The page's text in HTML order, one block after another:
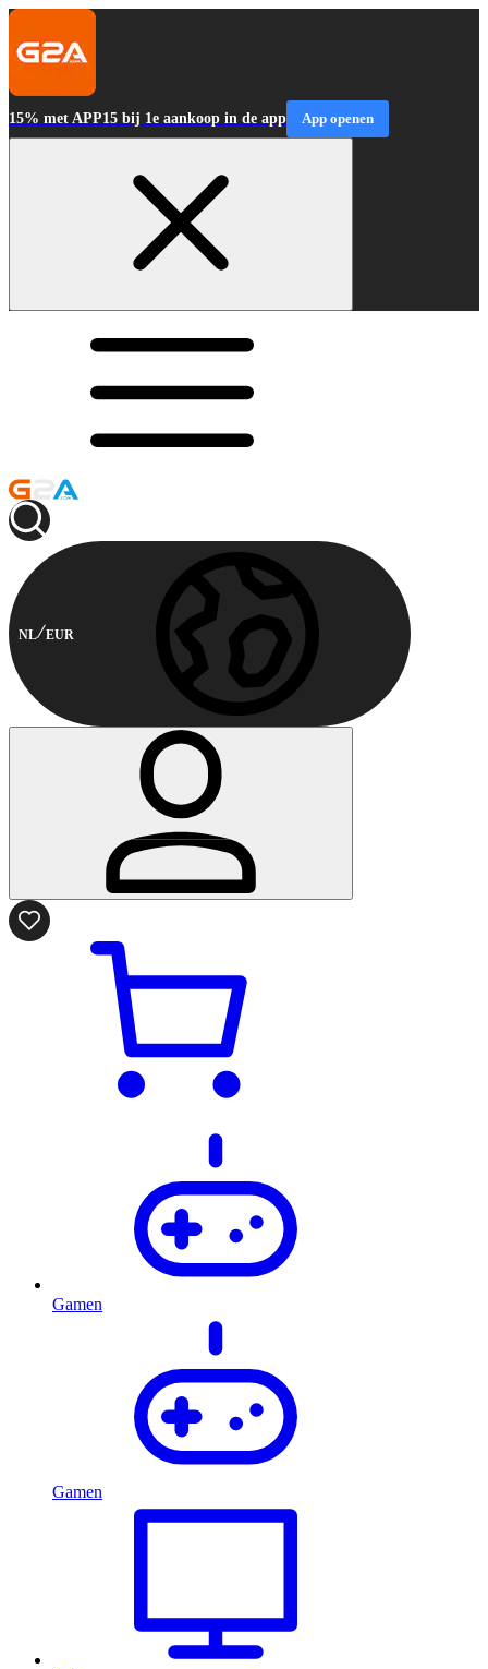
15% met APP15 bij 1e aankoop in de app App openen
NL EUR
Gamen
Gamen